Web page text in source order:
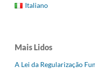
Italiano
Mais Lidos
A Lei da Regularização